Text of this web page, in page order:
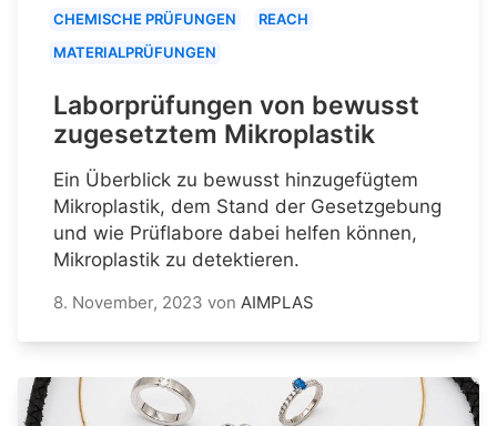
CHEMISCHE PRÜFUNGEN
REACH
MATERIALPRÜFUNGEN
Laborprüfungen von bewusst
zugesetztem Mikroplastik
Ein Überblick zu bewusst hinzugefügtem
Mikroplastik, dem Stand der Gesetzgebung
und wie Prüflabore dabei helfen können,
Mikroplastik zu detektieren.
8. November, 2023 von AIMPLAS